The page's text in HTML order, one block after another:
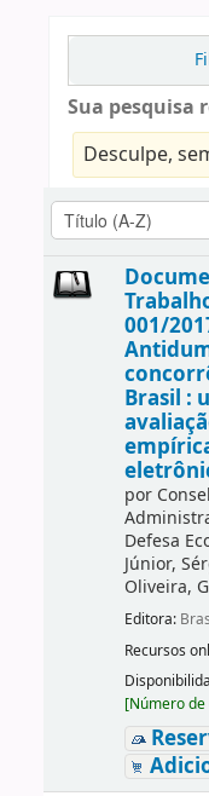
Sua pesquisa
Desculpe,
001/
Brasil :
por
Defesa
Júnior,
Oliveira,
Editora:
Recursos
[Número